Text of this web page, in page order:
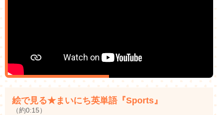
絵で見る★まいにち英単語『Sports』
（約0:15）